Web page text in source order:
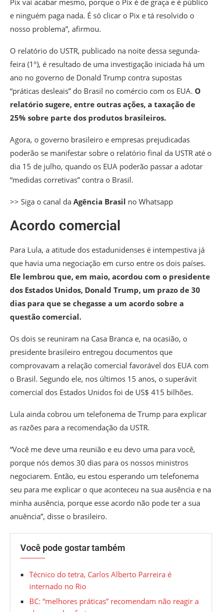
Pix vai acabar mesmo, porque o Pix é de graça e é público
e ninguém paga nada. É só clicar o Pix e tá resolvido o
nosso problema”, afirmou.
O relatório do USTR, publicado na noite dessa segunda-
feira (1º), é resultado de uma investigação iniciada há um
ano no governo de Donald Trump contra supostas
“práticas desleais” do Brasil no comércio com os EUA. O
relatório sugere, entre outras ações, a taxação de
25% sobre parte dos produtos brasileiros.
Agora, o governo brasileiro e empresas prejudicadas
poderão se manifestar sobre o relatório final da USTR até o
dia 15 de julho, quando os EUA poderão passar a adotar
“medidas corretivas” contra o Brasil.
>> Siga o canal da Agência Brasil no Whatsapp
Acordo comercial
Para Lula, a atitude dos estadunidenses é intempestiva já
que havia uma negociação em curso entre os dois países.
Ele lembrou que, em maio, acordou com o presidente
dos Estados Unidos, Donald Trump, um prazo de 30
dias para que se chegasse a um acordo sobre a
questão comercial.
Os dois se reuniram na Casa Branca e, na ocasião, o
presidente brasileiro entregou documentos que
comprovavam a relação comercial favorável dos EUA com
o Brasil. Segundo ele, nos últimos 15 anos, o superávit
comercial dos Estados Unidos foi de US$ 415 bilhões.
Lula ainda cobrou um telefonema de Trump para explicar
as razões para a recomendação da USTR.
“Você me deve uma reunião e eu devo uma para você,
porque nós demos 30 dias para os nossos ministros
negociarem. Então, eu estou esperando um telefonema
seu para me explicar o que aconteceu na sua ausência e na
minha ausência, porque esse acordo não pode ter a sua
anuência”, disse o brasileiro.
Você pode gostar também
Técnico do tetra, Carlos Alberto Parreira é
internado no Rio
BC: “melhores práticas” recomendam não reagir a